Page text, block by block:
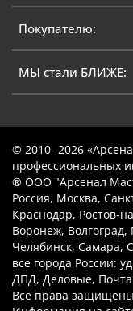
Покупателю:
МЫ стали БЛИЖЕ:
© 2010- 2026
профессиональных
® ООО "Арсенал
Россия, Москва,
Краснодар, Ростов-
Воронеж,
Челябинск, Самара,
все города России:
ДПД, Деловые,
Все права